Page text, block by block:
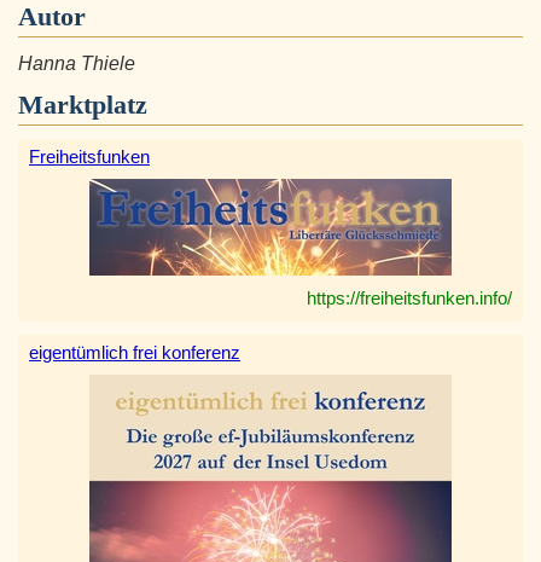
Autor
Hanna Thiele
Marktplatz
Freiheitsfunken
https://freiheitsfunken.info/
eigentümlich frei konferenz